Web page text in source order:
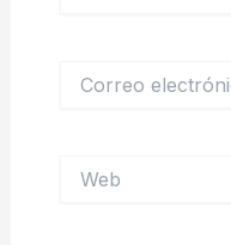
electrónico*